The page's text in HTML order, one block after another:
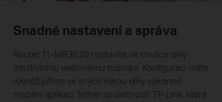
Snadné nastavení a správa
Router TL-MR3620 nastavíte ve chvilce díky
intuitivnímu webovému rozhraní. Konfiguraci máte
rovněž přímo ve svých rukou díky výkonné
mobilní aplikaci Tether společnosti TP-Link, která